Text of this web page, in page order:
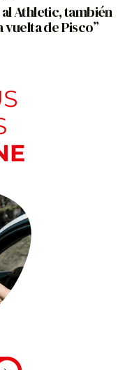
Athletic, también
de Pisco”